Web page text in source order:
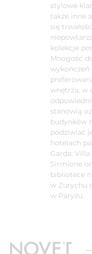
stylowe
także inne
się
kolekcje
Mnogość
wykończeń
wnętrza, w
stanowią
budynków
podziwiać
hotelach
Garda:
Sirmione
bibliotece
w Zurychu
w Paryżu.